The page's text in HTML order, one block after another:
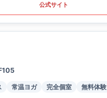
公式サイト
常温ヨガ 完全個室
無料体験